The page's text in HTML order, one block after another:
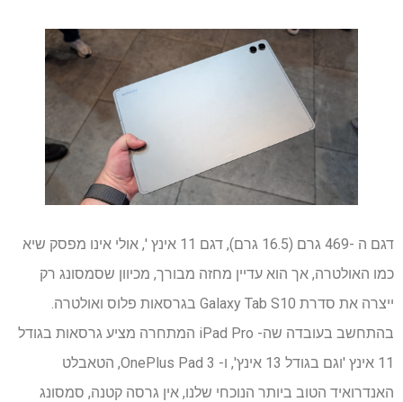
דגם ה -469 גרם (16.5 גרם), דגם 11 אינץ ', אולי אינו מפסק שיא
כמו האולטרה, אך הוא עדיין מחזה מבורך, מכיוון שסמסונג רק
ייצרה את סדרת Galaxy Tab S10 בגרסאות פלוס ואולטרה.
בהתחשב בעובדה שה- iPad Pro המתחרה מציע גרסאות בגודל
11 אינץ 'וגם בגודל 13 אינץ', ו- OnePlus Pad 3, הטאבלט
האנדרואיד הטוב ביותר הנוכחי שלנו, אין גרסה קטנה, סמסונג